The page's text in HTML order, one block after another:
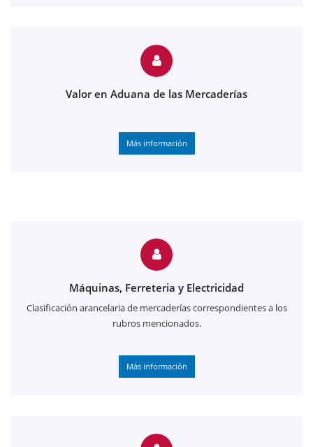
Valor en Aduana de las Mercaderías
Más información
Máquinas, Ferreteria y Electricidad
Clasificación arancelaria de mercaderías correspondientes a los
rubros mencionados.
Más información